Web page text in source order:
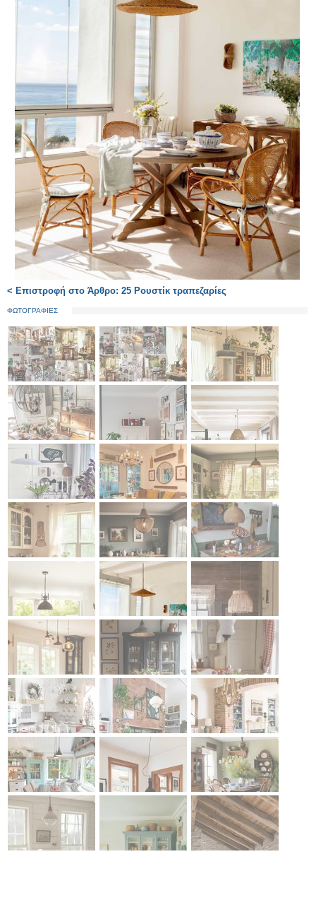
< Επιστροφή στο Άρθρο: 25 Ρουστίκ τραπεζαρίες
ΦΩΤΟΓΡΑΦΙΕΣ